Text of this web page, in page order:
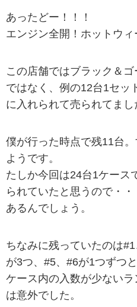
あったどー！！！
エンジン全開！ホットウィ
この店舗ではブラック＆
ではなく、例の12台1セッ
に入れられて売られてまし
僕が行った時点で残11台
ようです。
たしか今回は24台1ケース
られていたと思うので・
あるんでしょう。
ちなみに残っていたのは
が3つ、#5、#6が1つずつ
ケース内の入数が少ない
は意外でした。